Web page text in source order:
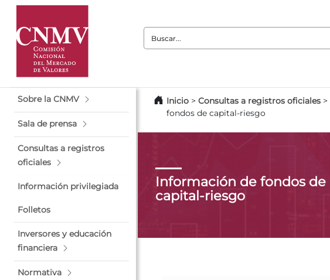
Buscar:
Sobre la CNMV
Sala de prensa
Consultas a registros
oficiales
Información privilegiada
Folletos
Inversores y educación
financiera
Normativa
Inicio > Consultas a registros oficiales >
fondos de capital-riesgo
Información de fondos de
capital-riesgo